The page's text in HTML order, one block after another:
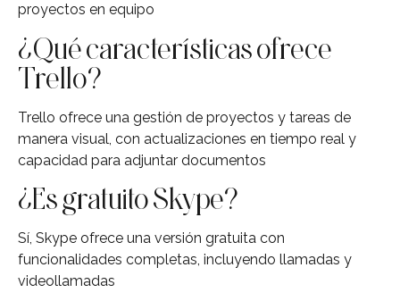
proyectos en equipo
¿Qué características ofrece
Trello?
Trello ofrece una gestión de proyectos y tareas de
manera visual, con actualizaciones en tiempo real y
capacidad para adjuntar documentos
¿Es gratuito Skype?
Sí, Skype ofrece una versión gratuita con
funcionalidades completas, incluyendo llamadas y
videollamadas